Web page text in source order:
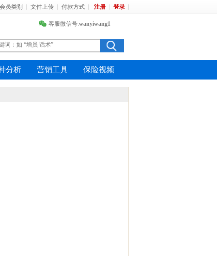
会员类别 文件上传 付款方式 注册 登录
客服微信号:wanyiwang1
分析 营销工具 保险视频